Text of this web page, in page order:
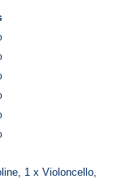
1 x Violoncello,